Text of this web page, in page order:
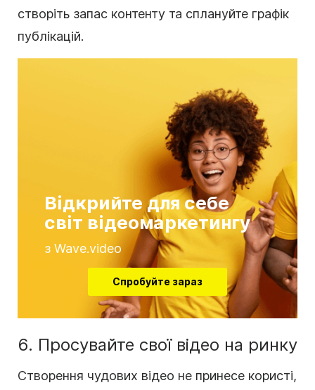
створіть запас контенту та сплануйте графік
публікацій.
Відкрийте для себе
світ відеомаркетингу
з Wave.video
Спробуйте зараз
6. Просувайте свої відео на ринку
Створення чудових відео не принесе користі,